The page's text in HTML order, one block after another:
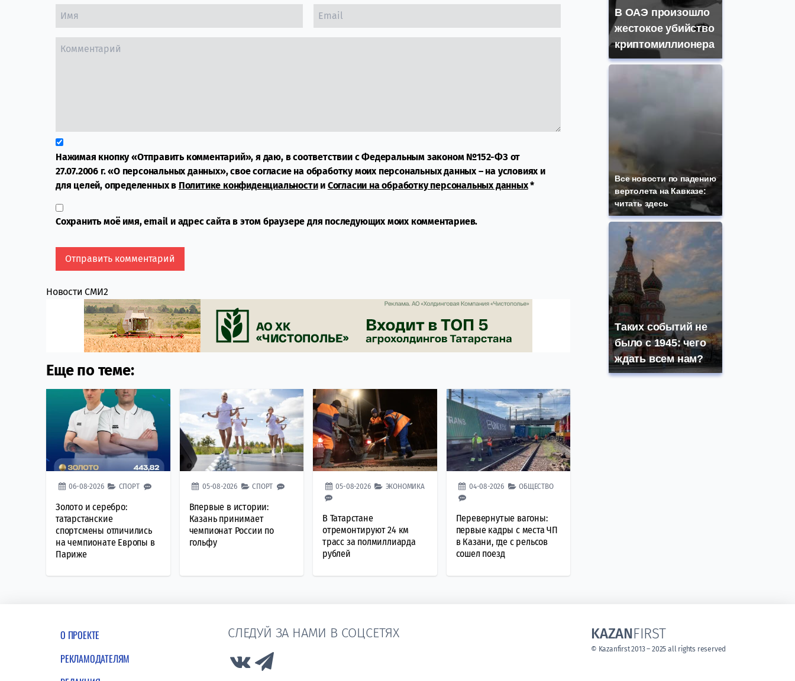
Нажимая кнопку «Отправить комментарий», я даю, в соответствии с Федеральным законом №152-ФЗ от
27.07.2006 г. «О персональных данных», свое согласие на обработку моих персональных данных – на условиях и
для целей, определенных в Политике конфиденциальностии Согласии на обработку персональных данных*
Сохранить моё имя, email и адрес сайта в этом браузере для последующих моих комментариев.
Новости СМИ2
Еще по теме:
06-08-2026 СПОРТ
Золото и серебро:
татарстанские
спортсмены отличились
на чемпионате Европы в
Париже
05-08-2026 СПОРТ
Впервые в истории:
Казань принимает
чемпионат России по
гольфу
05-08-2026 ЭКОНОМИКА
В Татарстане
отремонтируют 24 км
трасс за полмиллиарда
рублей
04-08-2026 ОБЩЕСТВО
Перевернутые вагоны:
первые кадры с места ЧП
в Казани, где с рельсов
сошел поезд
В ОАЭ произошло
жестокое убийство
криптомиллионера
Все новости по падению
вертолета на Кавказе:
читать здесь
Таких событий не
было с 1945: чего
ждать всем нам?
О ПРОЕКТЕ
РЕКЛАМОДАТЕЛЯМ
СЛЕДУЙ ЗА НАМИ В СОЦСЕТЯХ
Link to Vk
KAZANFIRST
© Kazanfirst 2013 – 2025 all rights reserved